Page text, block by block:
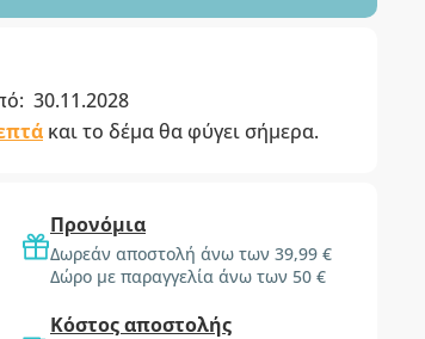
30.11.2028
και το δέμα θα φύγει σήμερα.
Προνόμια
Δωρεάν αποστολή άνω των 39,99 €
Δώρο με παραγγελία άνω των 50 €
Κόστος αποστολής